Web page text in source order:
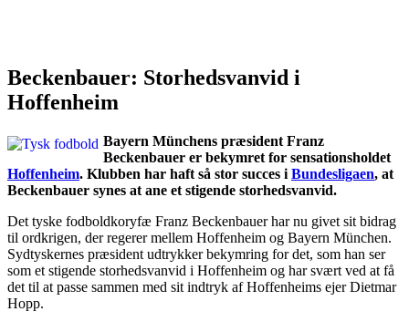
Beckenbauer: Storhedsvanvid i
Hoffenheim
Bayern Münchens præsident Franz
Beckenbauer er bekymret for sensationsholdet
Hoffenheim. Klubben har haft så stor succes i Bundesligaen, at
Beckenbauer synes at ane et stigende storhedsvanvid.
Det tyske fodboldkoryfæ Franz Beckenbauer har nu givet sit bidrag
til ordkrigen, der regerer mellem Hoffenheim og Bayern München.
Sydtyskernes præsident udtrykker bekymring for det, som han ser
som et stigende storhedsvanvid i Hoffenheim og har svært ved at få
det til at passe sammen med sit indtryk af Hoffenheims ejer Dietmar
Hopp.